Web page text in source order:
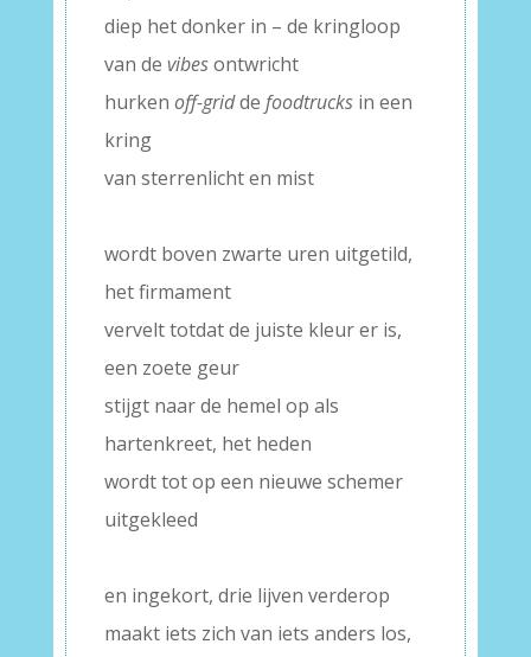
diep het donker in – de kringloop
van de vibesontwricht
hurken off-gridde foodtrucksin een
kring
van sterrenlicht en mist
wordt boven zwarte uren uitgetild,
het firmament
vervelt totdat de juiste kleur er is,
een zoete geur
stijgt naar de hemel op als
hartenkreet, het heden
wordt tot op een nieuwe schemer
uitgekleed
en ingekort, drie lijven verderop
maakt iets zich van iets anders los,